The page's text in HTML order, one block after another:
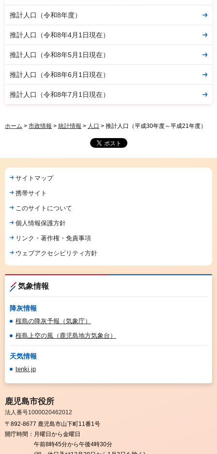
推計人口（令和8年度）
推計人口（令和8年4月1日現在）
推計人口（令和8年5月1日現在）
推計人口（令和8年6月1日現在）
推計人口（令和8年7月1日現在）
ホーム > 市政情報 > 統計情報 > 人口 > 推計人口（平成30年度～平成21年度）
サイトマップ
携帯サイト
このサイトについて
個人情報保護方針
リンク・著作権・免責事項
ウェブアクセシビリティ方針
気象情報
降灰情報
桜島の降灰予報（気象庁）
桜島上空の風（鹿児島地方気象台）
天気情報
tenki.jp
鹿児島市役所
法人番号1000020462012
〒892-8677 鹿児島市山下町11番1号
開庁時間： 月曜日から金曜日
午前8時45分から午後4時30分